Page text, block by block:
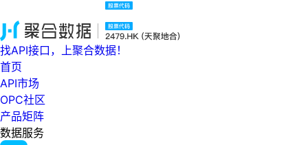
找API接口，上聚合数据！
首页
API市场
OPC社区
产品矩阵
数据服务